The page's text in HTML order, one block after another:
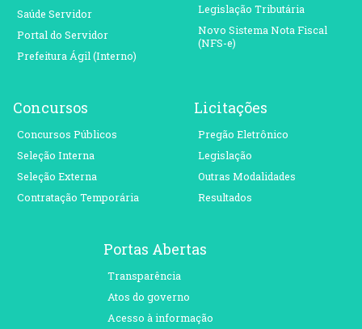
Saúde Servidor
Portal do Servidor
Prefeitura Ágil (Interno)
Legislação Tributária
Novo Sistema Nota Fiscal
(NFS-e)
Concursos
Concursos Públicos
Seleção Interna
Seleção Externa
Contratação Temporária
Licitações
Pregão Eletrônico
Legislação
Outras Modalidades
Resultados
Portas Abertas
Transparência
Atos do governo
Acesso à informação